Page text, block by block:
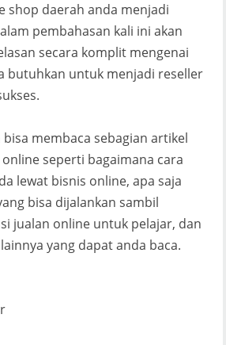
shop daerah anda menjadi
pembahasan kali ini akan
secara komplit mengenai
butuhkan untuk menjadi reseller
membaca sebagian artikel
seperti bagaimana cara
lewat bisnis online, apa saja
bisa dijalankan sambil
jualan online untuk pelajar, dan
yang dapat anda baca.